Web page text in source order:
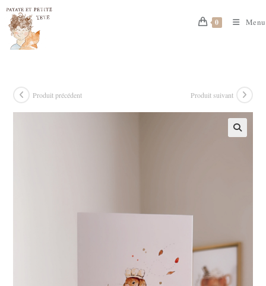
Skip
content
0 Menu
Produit précédent Produit suivant